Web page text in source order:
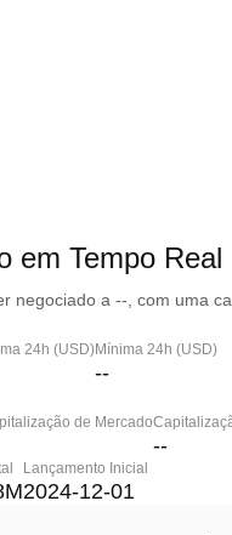
em Tempo Real
negociado a --, com uma
24h (USD)Mínima 24h (USD)
--
de Mercado
--
Lançamento Inicial
2024-12-01